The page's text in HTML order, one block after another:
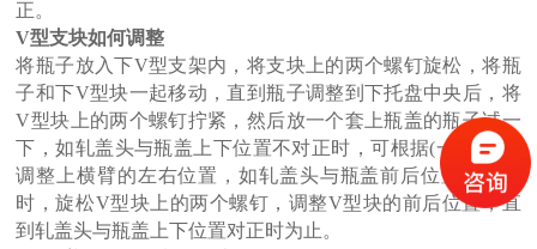
正。
V型支块如何调整
将瓶子放入下V型支架内，将支块上的两个螺钉旋松，将瓶
子和下V型块一起移动，直到瓶子调整到下托盘中央后，将
V型块上的两个螺钉拧紧，然后放一个套上瓶盖的瓶子试一
下，如轧盖头与瓶盖上下位置不对正时，可根据(一)所述，
调整上横臂的左右位置，如轧盖头与瓶盖前后位置不对正
时，旋松V型块上的两个螺钉，调整V型块的前后位置，直
到轧盖头与瓶盖上下位置对正时为止。